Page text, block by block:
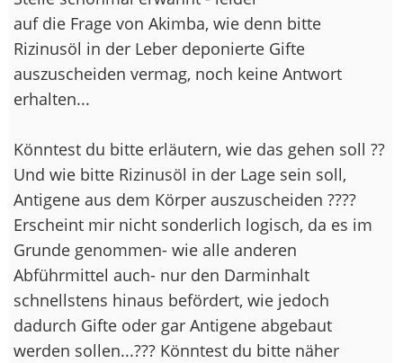
auf die Frage von Akimba, wie denn bitte
Rizinusöl in der Leber deponierte Gifte
auszuscheiden vermag, noch keine Antwort
erhalten...
Könntest du bitte erläutern, wie das gehen soll ??
Und wie bitte Rizinusöl in der Lage sein soll,
Antigene aus dem Körper auszuscheiden ????
Erscheint mir nicht sonderlich logisch, da es im
Grunde genommen- wie alle anderen
Abführmittel auch- nur den Darminhalt
schnellstens hinaus befördert, wie jedoch
dadurch Gifte oder gar Antigene abgebaut
werden sollen...??? Könntest du bitte näher